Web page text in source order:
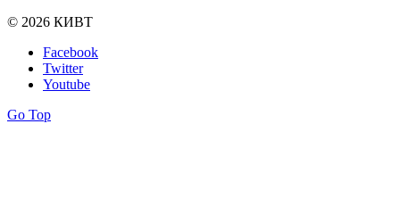
© 2026 КИВТ
Facebook
Twitter
Youtube
Go Top